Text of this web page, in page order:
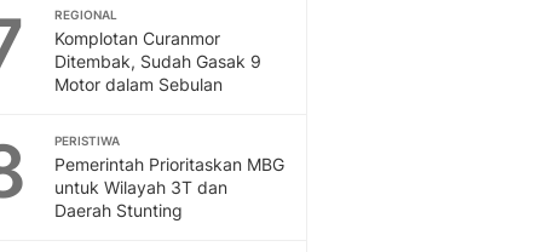
REGIONAL
Komplotan Curanmor
Ditembak, Sudah Gasak 9
Motor dalam Sebulan
PERISTIWA
Pemerintah Prioritaskan MBG
untuk Wilayah 3T dan
Daerah Stunting